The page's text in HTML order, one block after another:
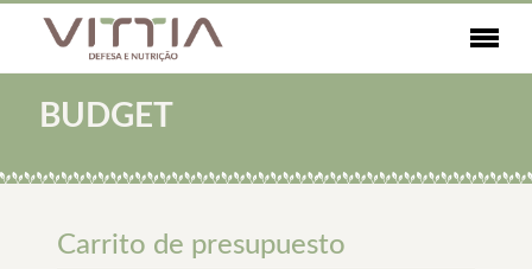
BUDGET
Carrito de presupuesto